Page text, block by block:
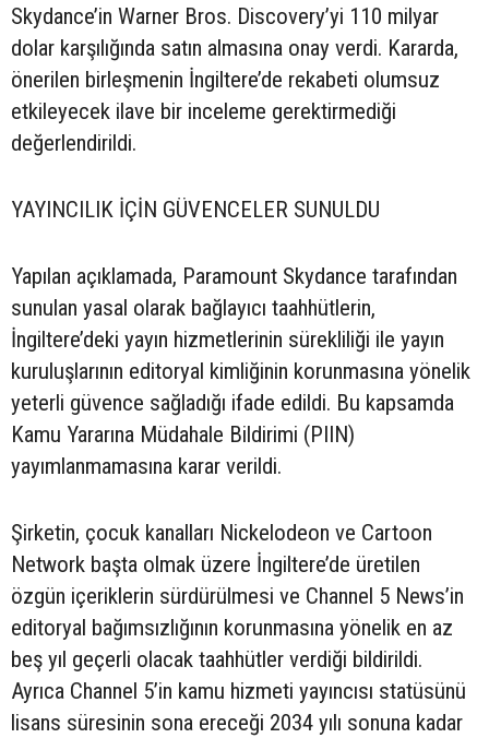
Skydance’in Warner Bros. Discovery’yi 110 milyar
dolar karşılığında satın almasına onay verdi. Kararda,
önerilen birleşmenin İngiltere’de rekabeti olumsuz
etkileyecek ilave bir inceleme gerektirmediği
değerlendirildi.
YAYINCILIK İÇİN GÜVENCELER SUNULDU
Yapılan açıklamada, Paramount Skydance tarafından
sunulan yasal olarak bağlayıcı taahhütlerin,
İngiltere’deki yayın hizmetlerinin sürekliliği ile yayın
kuruluşlarının editoryal kimliğinin korunmasına yönelik
yeterli güvence sağladığı ifade edildi. Bu kapsamda
Kamu Yararına Müdahale Bildirimi (PIIN)
yayımlanmamasına karar verildi.
Şirketin, çocuk kanalları Nickelodeon ve Cartoon
Network başta olmak üzere İngiltere’de üretilen
özgün içeriklerin sürdürülmesi ve Channel 5 News’in
editoryal bağımsızlığının korunmasına yönelik en az
beş yıl geçerli olacak taahhütler verdiği bildirildi.
Ayrıca Channel 5’in kamu hizmeti yayıncısı statüsünü
lisans süresinin sona ereceği 2034 yılı sonuna kadar